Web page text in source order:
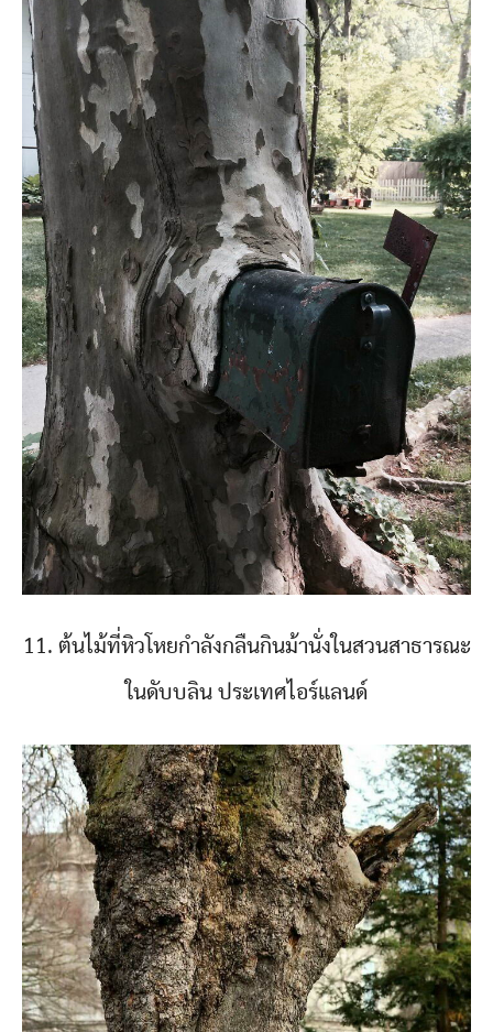
11. ต้นไม้ที่หิวโหยกำลังกลืนกินม้านั่งในสวนสาธารณะ
ในดับบลิน ประเทศไอร์แลนด์